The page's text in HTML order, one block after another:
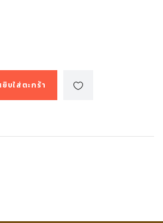
ยิบใส่ตะกร้า